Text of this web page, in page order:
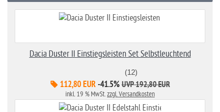
Dacia Duster II Einstiegsleisten Set Selbstleuchtend
(12)
112,80 EUR -41.5% UVP 192,80 EUR
inkl. 19 % MwSt.zzgl. Versandkosten